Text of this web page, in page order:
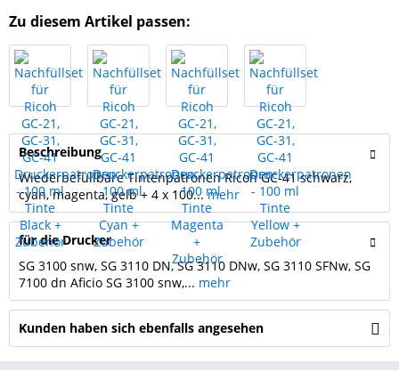
Zu diesem Artikel passen:
Beschreibung
Wiederbefüllbare Tintenpatronen Ricoh GC-41 schwarz,
cyan, magenta, gelb + 4 x 100... mehr
für die Drucker
SG 3100 snw, SG 3110 DN, SG 3110 DNw, SG 3110 SFNw, SG
7100 dn Aficio SG 3100 snw,... mehr
Kunden haben sich ebenfalls angesehen